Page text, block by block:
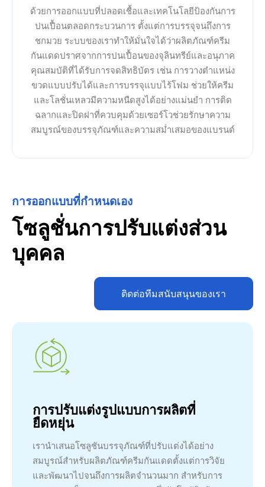
ด้วยการออกแบบที่ปลอดเชื้อและเทคโนโลยีป้องกันการ
ปนเปื้อนตลอดกระบวนการ ตั้งแต่การบรรจุจนถึงการ
ชกมวย ระบบของเราทำให้มั่นใจได้ว่าผลิตภัณฑ์ครีม
กันแดดปราศจากการปนเปื้อนของจุลินทรีย์และอนุภาค
คุณสมบัติที่ได้รับการจดสิทธิบัตร เช่น การวางตำแหน่ง
ขวดแบบปรับได้และการบรรจุแบบไร้โฟม ช่วยให้ครีม
และโลชั่นเหลวมีความหนืดสูงได้อย่างแม่นยำ การติด
ฉลากและปิดฝาที่ควบคุมด้วยเซอร์โวช่วยรักษาความ
สมบูรณ์ของบรรจุภัณฑ์และความสม่ำเสมอของแบรนด์
การออกแบบที่กำหนดเอง
โซลูชั่นการปรับแต่งส่วน
บุคคล
ติดต่อทีมสนับสนุนของเรา
การปรับแต่งรูปแบบการผลิตที่
ยืดหยุ่น
เรานำเสนอโซลูชันบรรจุภัณฑ์ที่ปรับแต่งได้อย่าง
สมบูรณ์สำหรับผลิตภัณฑ์ครีมกันแดดตั้งแต่การวิจัย
และพัฒนาไปจนถึงการผลิตจำนวนมาก สำหรับการ